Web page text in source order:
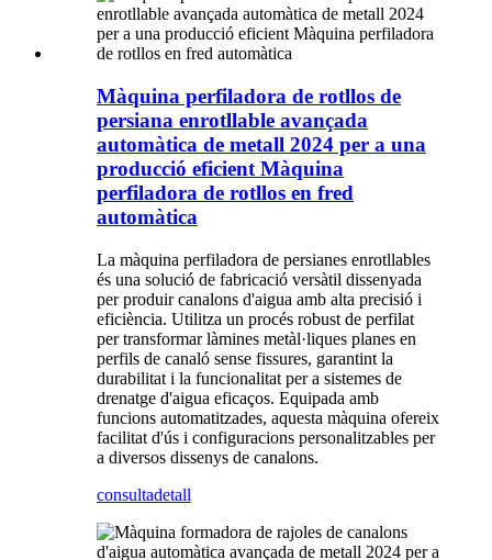
Màquina perfiladora de rotllos de
persiana enrotllable avançada
automàtica de metall 2024 per a una
producció eficient Màquina
perfiladora de rotllos en fred
automàtica
La màquina perfiladora de persianes enrotllables
és una solució de fabricació versàtil dissenyada
per produir canalons d'aigua amb alta precisió i
eficiència. Utilitza un procés robust de perfilat
per transformar làmines metàl·liques planes en
perfils de canaló sense fissures, garantint la
durabilitat i la funcionalitat per a sistemes de
drenatge d'aigua eficaços. Equipada amb
funcions automatitzades, aquesta màquina ofereix
facilitat d'ús i configuracions personalitzables per
a diversos dissenys de canalons.
consultadetall